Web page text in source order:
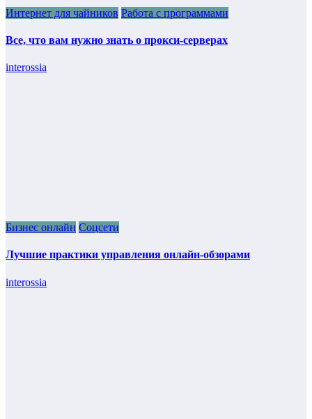
Интернет для чайников Работа с программами
Все, что вам нужно знать о прокси-серверах
interossia
Бизнес онлайн Соцсети
Лучшие практики управления онлайн-обзорами
interossia